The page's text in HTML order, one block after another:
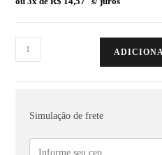
Simulação de frete